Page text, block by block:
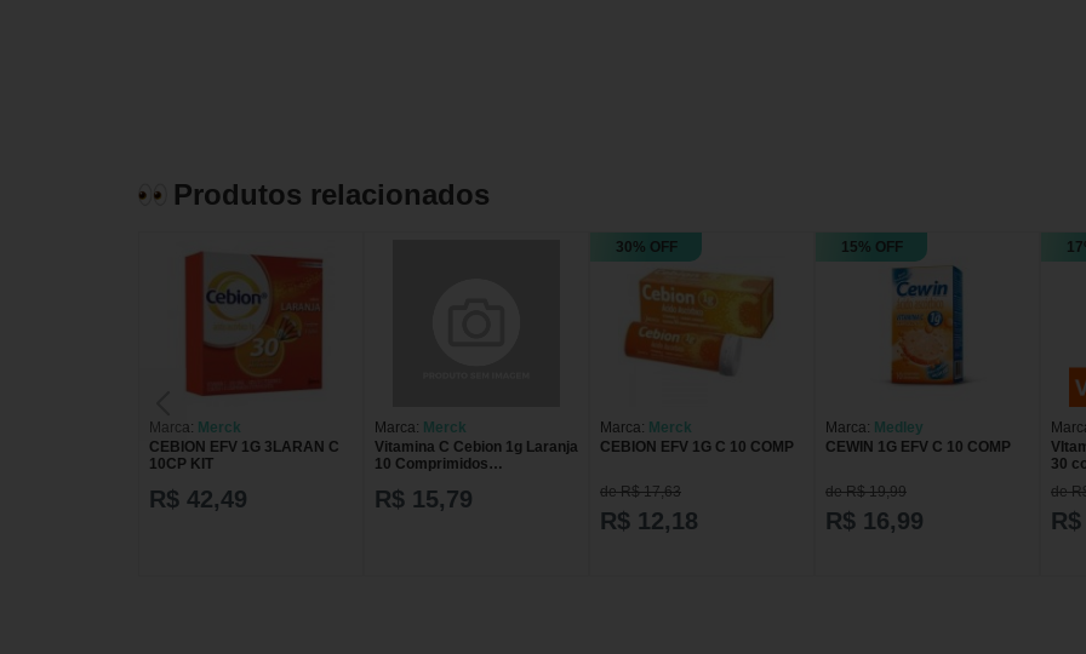
Produtos relacionados
Marca: Merck
CEBION EFV 1G 3LARAN C
10CP KIT
R$ 42,49
Marca: Merck
Vitamina C Cebion 1g Laranja
10 Comprimidos
R$ 15,79
30% OFF
Marca: Merck
CEBION EFV 1G C 10 COMP
de R$ 17,63
R$ 12,18
15% OFF
Marca: Medley
CEWIN 1G EFV C 10 COMP
de R$ 19,99
R$ 16,99
30
de